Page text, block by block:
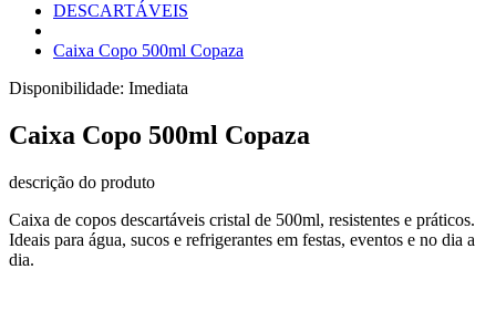
DESCARTÁVEIS
Caixa Copo 500ml Copaza
Disponibilidade: Imediata
Caixa Copo 500ml Copaza
descrição do produto
Caixa de copos descartáveis cristal de 500ml, resistentes e práticos.
Ideais para água, sucos e refrigerantes em festas, eventos e no dia a
dia.